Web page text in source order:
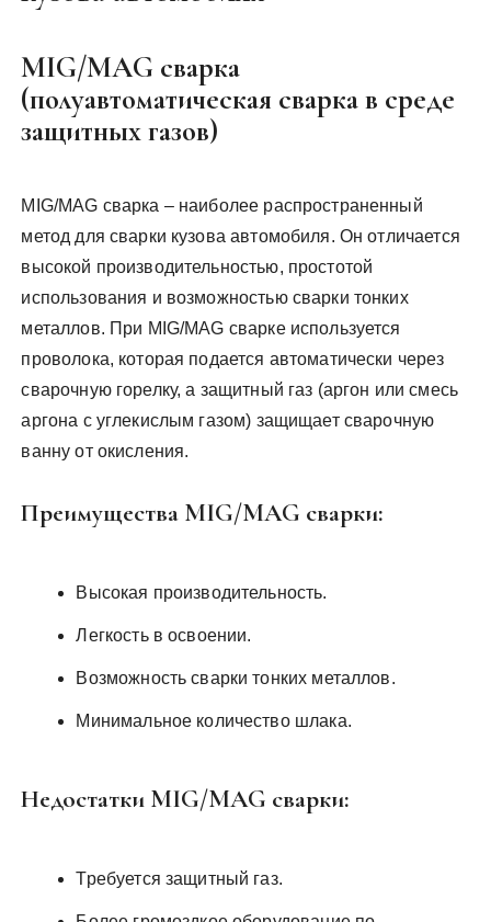
MIG/MAG сварка
(полуавтоматическая сварка в среде
защитных газов)
MIG/MAG сварка – наиболее распространенный
метод для сварки кузова автомобиля. Он отличается
высокой производительностью, простотой
использования и возможностью сварки тонких
металлов. При MIG/MAG сварке используется
проволока, которая подается автоматически через
сварочную горелку, а защитный газ (аргон или смесь
аргона с углекислым газом) защищает сварочную
ванну от окисления.
Преимущества MIG/MAG сварки:
Высокая производительность.
Легкость в освоении.
Возможность сварки тонких металлов.
Минимальное количество шлака.
Недостатки MIG/MAG сварки:
Требуется защитный газ.